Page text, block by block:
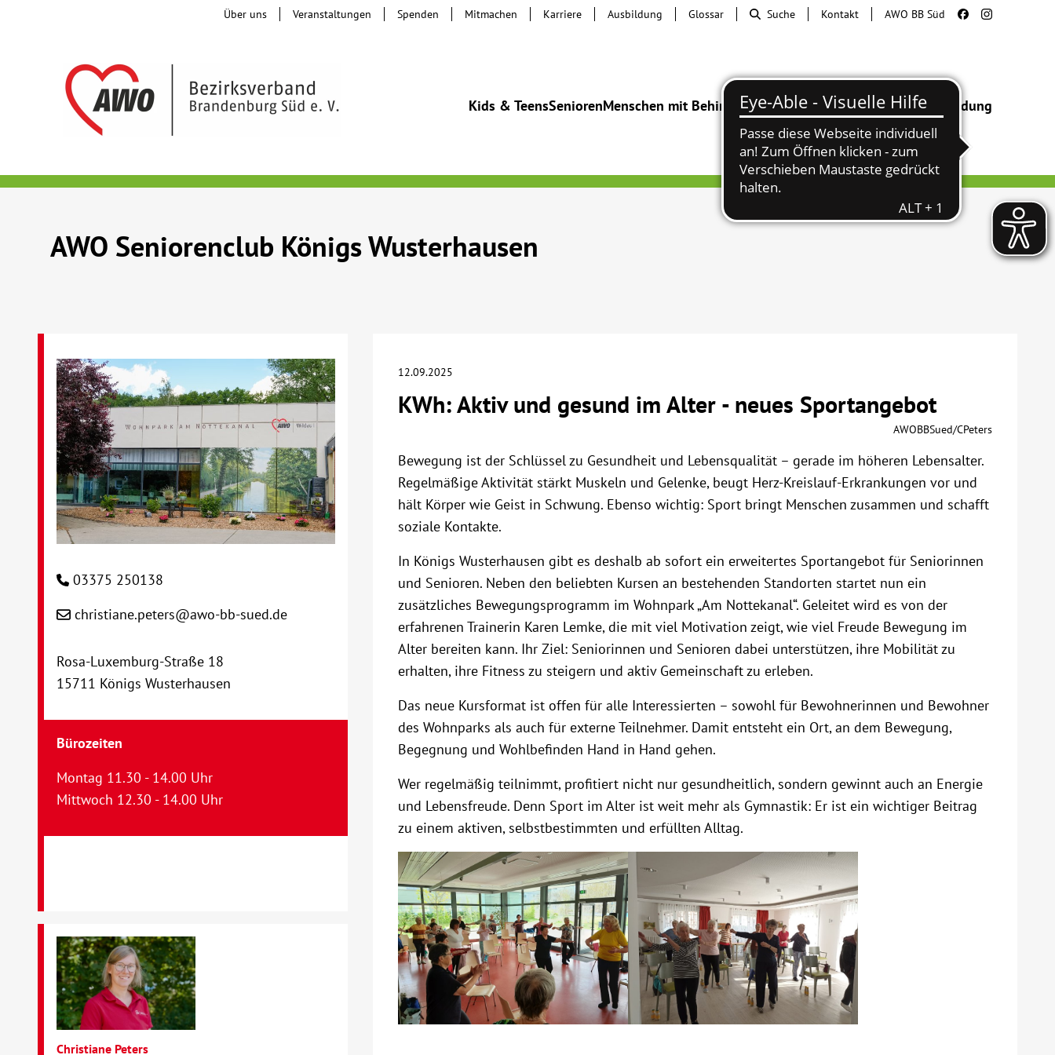
Kids & TeensSeniorenMenschen mit BehinderungBeratung & HilfeBegegnung Bildung
Über uns Veranstaltungen Spenden Mitmachen Karriere Ausbildung Glossar Suche Kontakt AWO BB Süd
AWO Seniorenclub Königs Wusterhausen
12.09.2025
KWh: Aktiv und gesund im Alter - neues Sportangebot
AWOBBSued/CPeters
Bewegung ist der Schlüssel zu Gesundheit und Lebensqualität – gerade im höheren Lebensalter.
Regelmäßige Aktivität stärkt Muskeln und Gelenke, beugt Herz-Kreislauf-Erkrankungen vor und
hält Körper wie Geist in Schwung. Ebenso wichtig: Sport bringt Menschen zusammen und schafft
soziale Kontakte.
In Königs Wusterhausen gibt es deshalb ab sofort ein erweitertes Sportangebot für Seniorinnen
und Senioren. Neben den beliebten Kursen an bestehenden Standorten startet nun ein
zusätzliches Bewegungsprogramm im Wohnpark „Am Nottekanal“. Geleitet wird es von der
erfahrenen Trainerin Karen Lemke, die mit viel Motivation zeigt, wie viel Freude Bewegung im
Alter bereiten kann. Ihr Ziel: Seniorinnen und Senioren dabei unterstützen, ihre Mobilität zu
erhalten, ihre Fitness zu steigern und aktiv Gemeinschaft zu erleben.
Das neue Kursformat ist offen für alle Interessierten – sowohl für Bewohnerinnen und Bewohner
des Wohnparks als auch für externe Teilnehmer. Damit entsteht ein Ort, an dem Bewegung,
Begegnung und Wohlbefinden Hand in Hand gehen.
Wer regelmäßig teilnimmt, profitiert nicht nur gesundheitlich, sondern gewinnt auch an Energie
und Lebensfreude. Denn Sport im Alter ist weit mehr als Gymnastik: Er ist ein wichtiger Beitrag
zu einem aktiven, selbstbestimmten und erfüllten Alltag.
03375 250138
christiane.peters@awo-bb-sued.de
Rosa-Luxemburg-Straße 18
15711 Königs Wusterhausen
Bürozeiten
Montag 11.30 - 14.00 Uhr
Mittwoch 12.30 - 14.00 Uhr
Christiane Peters